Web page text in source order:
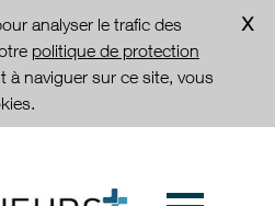
analyser le trafic des
politique de protection
à naviguer sur ce site, vous